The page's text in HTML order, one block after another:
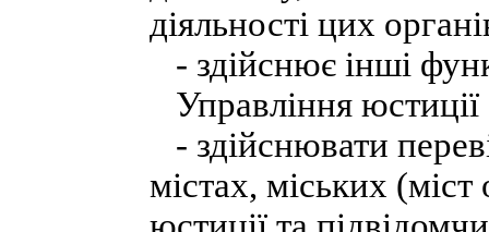
діяльності цих
- здійснює інші
Управління
- здійснювати
містах, міських